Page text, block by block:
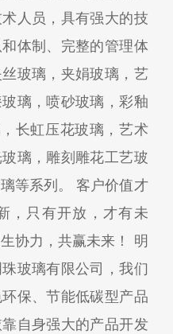
人员，具有强大的技
体制、完整的管理体
玻璃，夹娟玻璃，艺
璃，喷砂玻璃，彩釉
长虹压花玻璃，艺术
璃，雕刻雕花工艺玻
等系列。 客户价值才
，只有开放，才有未
协力，共赢未来！ 明
玻璃有限公司，我们
保、节能低碳型产品
自身强大的产品开发